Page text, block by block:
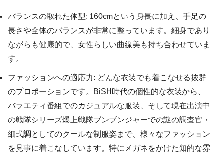
バランスの取れた体型: 160cmという身長に加え、手足の
長さや全体のバランスが非常に整っています。細身であり
ながらも健康的で、女性らしい曲線美も持ち合わせていま
す。
ファッションへの適応力: どんな衣装でも着こなせる抜群
のプロポーションです。BiSH時代の個性的な衣装から、
バラエティ番組でのカジュアルな服装、そして現在出演中
の戦隊シリーズ爆上戦隊ブンブンジャーでの謎の調査官・
細式調としてのクールな制服姿まで、様々なファッション
を見事に着こなしています。特にメガネをかけた知的な雰